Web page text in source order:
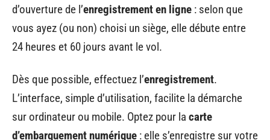
d’ouverture de l’enregistrement en ligne : selon que
vous ayez (ou non) choisi un siège, elle débute entre
24 heures et 60 jours avant le vol.
Dès que possible, effectuez l’enregistrement.
L’interface, simple d’utilisation, facilite la démarche
sur ordinateur ou mobile. Optez pour la carte
d’embarquement numérique : elle s’enregistre sur votre